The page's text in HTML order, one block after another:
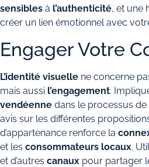
sensibles à l’authenticité, et une
créer un lien émotionnel avec
Engager Votre
L’identité visuelle ne concerne
mais aussi l’engagement.
vendéenne dans le processus de
avis sur les différentes
d’appartenance renforce la
et les consommateurs locaux.
et d’autres canaux pour partager